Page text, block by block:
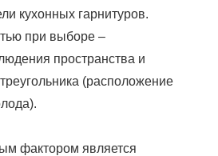
кухонных гарнитуров.
при выборе –
пространства и
(расположение
фактором является